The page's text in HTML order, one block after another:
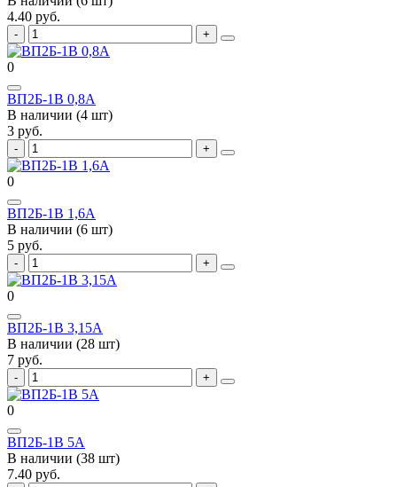
4.40 руб.
0
ВП2Б-1В 0,8А
В наличии (4 шт)
3 руб.
0
ВП2Б-1В 1,6А
В наличии (6 шт)
5 руб.
0
ВП2Б-1В 3,15А
В наличии (28 шт)
7 руб.
0
ВП2Б-1В 5А
В наличии (38 шт)
7.40 руб.